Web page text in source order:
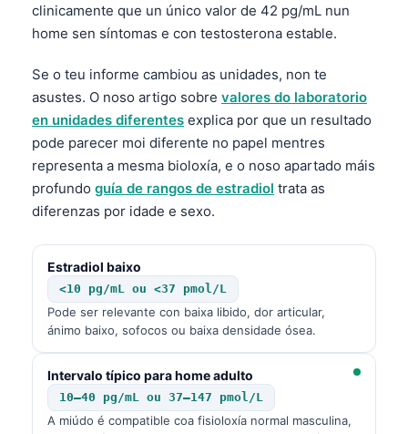
clinicamente que un único valor de 42 pg/mL nun
home sen síntomas e con testosterona estable.
Se o teu informe cambiou as unidades, non te
asustes. O noso artigo sobre valores do laboratorio
en unidades diferentes explica por que un resultado
pode parecer moi diferente no papel mentres
representa a mesma bioloxía, e o noso apartado máis
profundo guía de rangos de estradiol trata as
diferenzas por idade e sexo.
Estradiol baixo
<10 pg/mL ou <37 pmol/L
Pode ser relevante con baixa libido, dor articular,
ánimo baixo, sofocos ou baixa densidade ósea.
Intervalo típico para home adulto
10–40 pg/mL ou 37–147 pmol/L
A miúdo é compatible coa fisioloxía normal masculina,